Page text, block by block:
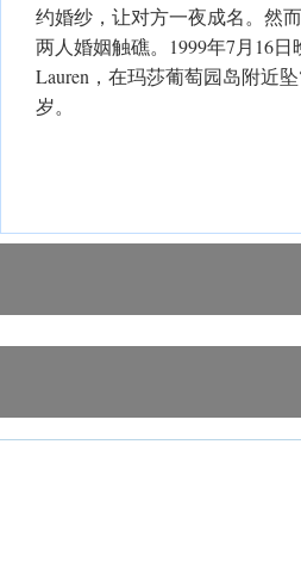
约婚纱，让对方一夜成名。然
两人婚姻触礁。1999年7月16
Lauren，在玛莎葡萄园岛附近
岁。